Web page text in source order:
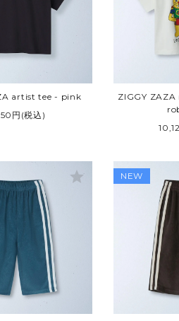
artist tee - pink
円(税込)
ZIGGY
star NEW